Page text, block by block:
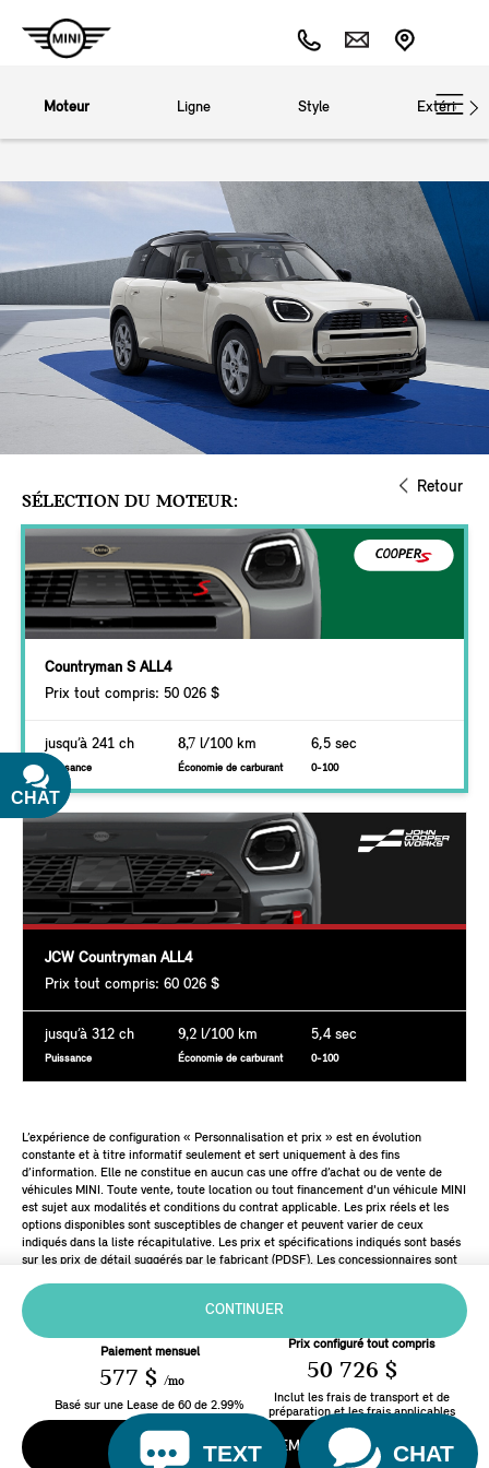
Moteur Ligne Style Extérieur
Retour
SÉLECTION DU MOTEUR:
Countryman S ALL4
Prix tout compris: 50 026 $
jusqu’à 241 ch
Puissance
8,7 l/100 km
Économie de carburant
6,5 sec
0-100
JCW Countryman ALL4
Prix tout compris: 60 026 $
jusqu’à 312 ch
Puissance
9,2 l/100 km
Économie de carburant
5,4 sec
0-100
CONTINUER
Paiement mensuel
577 $ /mo
Basé sur une Lease de 60 de 2.99%
Prix configuré tout compris
50 726 $
Inclut les frais de transport et de
préparation et les frais applicables
CALCULER LES PAIEMENTS
L’expérience de configuration « Personnalisation et prix » est en évolution
constante et à titre informatif seulement et sert uniquement à des fins
d’information. Elle ne constitue en aucun cas une offre d’achat ou de vente de
véhicules MINI. Toute vente, toute location ou tout financement d'un véhicule MINI
est sujet aux modalités et conditions du contrat applicable. Les prix réels et les
options disponibles sont susceptibles de changer et peuvent varier de ceux
indiqués dans la liste récapitulative. Les prix et spécifications indiqués sont basés
sur les prix de détail suggérés par le fabricant (PDSF). Les concessionnaires sont
TEXT CHAT
CHAT
TEXT